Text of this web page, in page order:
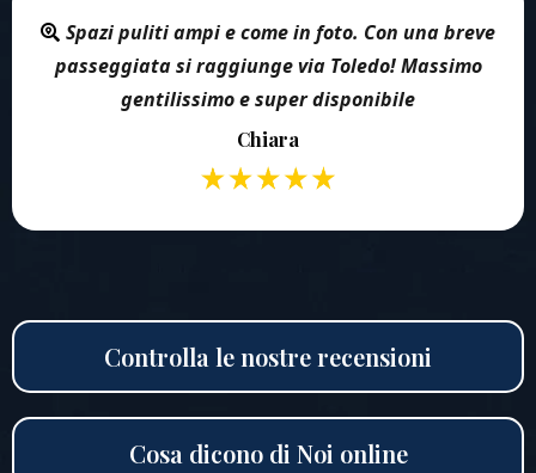
Spazi puliti ampi e come in foto. Con una breve
passeggiata si raggiunge via Toledo! Massimo
gentilissimo e super disponibile
Chiara
Controlla le nostre recensioni
Cosa dicono di Noi online